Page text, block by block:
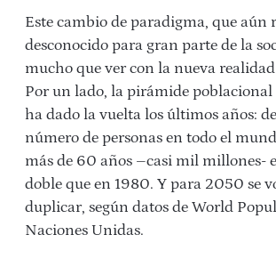
Este cambio de paradigma, que aún
desconocido para gran parte de la
mucho que ver con la nueva
Por un lado, la pirámide poblacional
ha dado la vuelta los últimos años:
número de personas en todo el
más de 60 años –casi mil millones-
doble que en 1980. Y para 2050 se
duplicar, según datos de World
Naciones Unidas.